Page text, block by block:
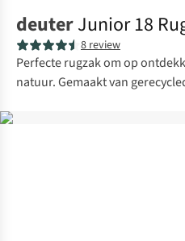
deuterJunior 18
8 review
Perfecte rugzak om op
natuur. Gemaakt van